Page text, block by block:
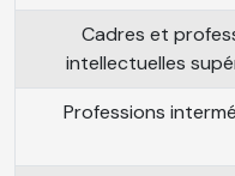
Cadres et
intellectuelles
Professions